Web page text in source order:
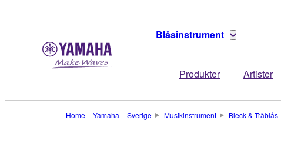
Blåsinstrument
Produkter Artister
Home – Yamaha – Sverige Musikinstrument Bleck & Träblås